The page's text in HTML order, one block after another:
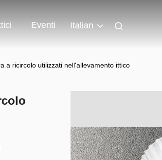
Eventi Italian
a ricircolo utilizzati nell'allevamento ittico